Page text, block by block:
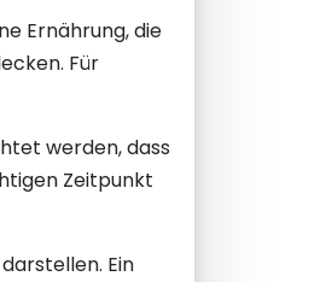
Ernährung, die
Für
werden, dass
Zeitpunkt
Ein